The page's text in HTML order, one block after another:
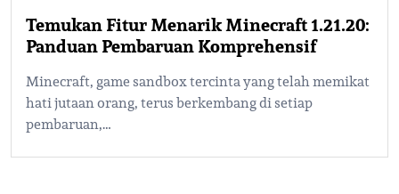
Temukan Fitur Menarik Minecraft 1.21.20:
Panduan Pembaruan Komprehensif
Minecraft, game sandbox tercinta yang telah memikat
hati jutaan orang, terus berkembang di setiap
pembaruan,…